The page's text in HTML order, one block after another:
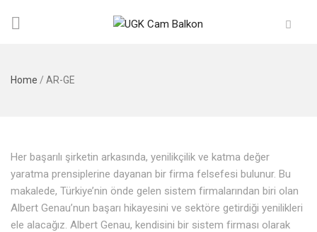
Home / AR-GE
Her başarılı şirketin arkasında, yenilikçilik ve katma değer
yaratma prensiplerine dayanan bir firma felsefesi bulunur. Bu
makalede, Türkiye’nin önde gelen sistem firmalarından biri olan
Albert Genau’nun başarı hikayesini ve sektöre getirdiği yenilikleri
ele alacağız. Albert Genau, kendisini bir sistem firması olarak